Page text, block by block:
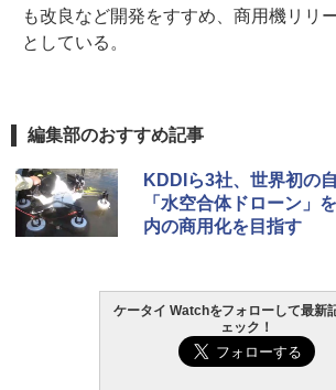
も改良など開発をすすめ、商用機リリ
としている。
編集部のおすすめ記事
KDDIら3社、世界初の
「水空合体ドローン
内の商用化を目指す
ケータイ Watchをフォローして最新
ェック！